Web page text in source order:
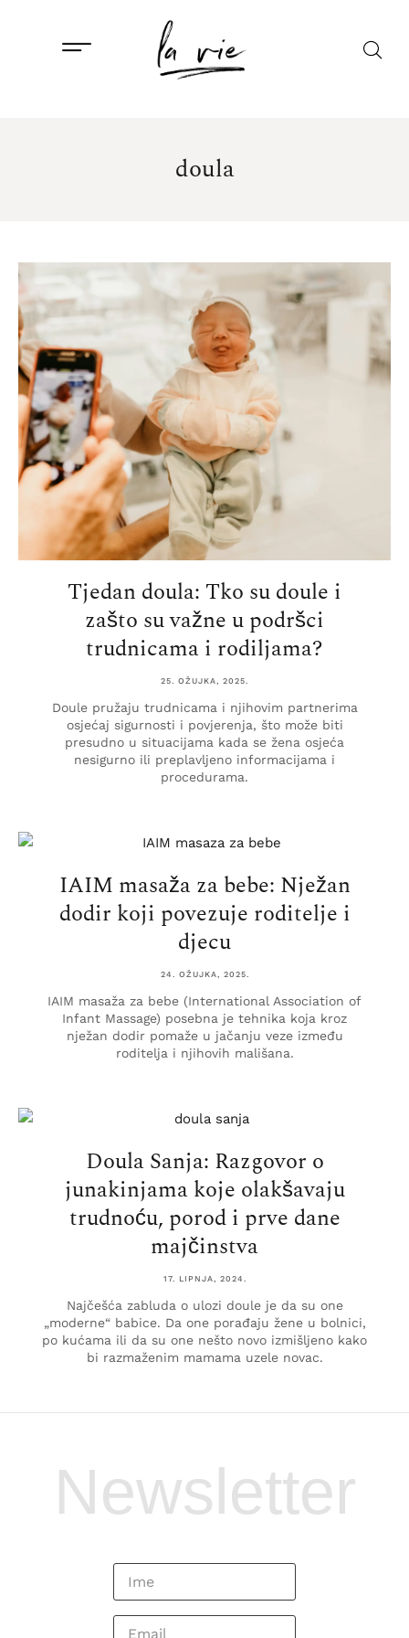
doula
Tjedan doula: Tko su doule i
zašto su važne u podršci
trudnicama i rodiljama?
25. OŽUJKA, 2025.
Doule pružaju trudnicama i njihovim partnerima
osjećaj sigurnosti i povjerenja, što može biti
presudno u situacijama kada se žena osjeća
nesigurno ili preplavljeno informacijama i
procedurama.
IAIM masaža za bebe: Nježan
dodir koji povezuje roditelje i
djecu
24. OŽUJKA, 2025.
IAIM masaža za bebe (International Association of
Infant Massage) posebna je tehnika koja kroz
nježan dodir pomaže u jačanju veze između
roditelja i njihovih mališana.
Doula Sanja: Razgovor o
junakinjama koje olakšavaju
trudnoću, porod i prve dane
majčinstva
17. LIPNJA, 2024.
Najčešća zabluda o ulozi doule je da su one
„moderne“ babice. Da one porađaju žene u bolnici,
po kućama ili da su one nešto novo izmišljeno kako
bi razmaženim mamama uzele novac.
Newsletter